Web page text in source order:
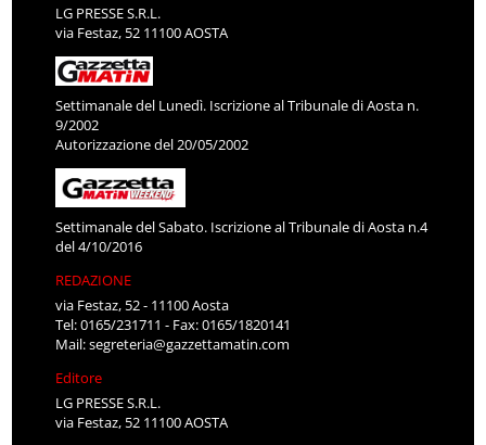
LG PRESSE S.R.L.
via Festaz, 52 11100 AOSTA
Settimanale del Lunedì. Iscrizione al Tribunale di Aosta n.
9/2002
Autorizzazione del 20/05/2002
Settimanale del Sabato. Iscrizione al Tribunale di Aosta n.4
del 4/10/2016
REDAZIONE
via Festaz, 52 - 11100 Aosta
Tel: 0165/231711 - Fax: 0165/1820141
Mail:segreteria@gazzettamatin.com
Editore
LG PRESSE S.R.L.
via Festaz, 52 11100 AOSTA